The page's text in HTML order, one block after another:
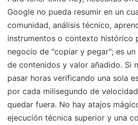
Google no pueda resumir en un
comunidad, análisis técnico,
instrumentos o contexto histórico
negocio de "copiar y pegar"; es
de contenidos y valor añadido. Si
pasar horas verificando una sola
por cada milisegundo de
quedar fuera. No hay atajos
ejecución técnica superior y una